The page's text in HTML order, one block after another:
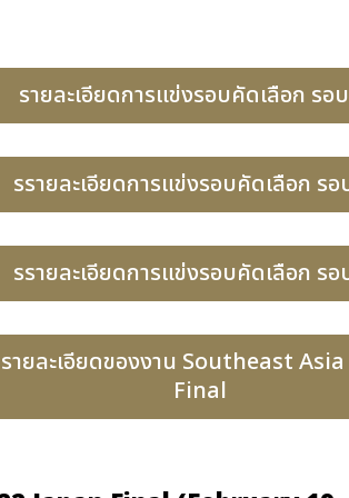
รายละเอียดการแข่งรอบคัดเลือก รอ
รรายละเอียดการแข่งรอบคัดเลือก ร
รรายละเอียดการแข่งรอบคัดเลือก ร
รายละเอียดของงาน Southeast
Final